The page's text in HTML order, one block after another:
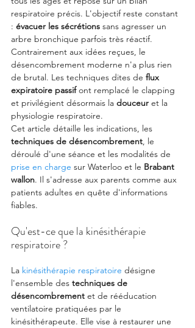
respiratoire précis. L'objectif reste constant
: évacuer les sécrétions sans agresser un
arbre bronchique parfois très réactif.
Contrairement aux idées reçues, le
désencombrement moderne n'a plus rien
de brutal. Les techniques dites de flux
expiratoire passif ont remplacé le clapping
et privilégient désormais la douceur et la
physiologie respiratoire.
Cet article détaille les indications, les
techniques de désencombrement, le
déroulé d'une séance et les modalités de
prise en charge sur Waterloo et le Brabant
wallon. Il s'adresse aux parents comme aux
patients adultes en quête d'informations
fiables.
Qu'est-ce que la kinésithérapie
respiratoire ?
La kinésithérapie respiratoire désigne
l'ensemble des techniques de
désencombrement et de rééducation
ventilatoire pratiquées par le
kinésithérapeute. Elle vise à restaurer une